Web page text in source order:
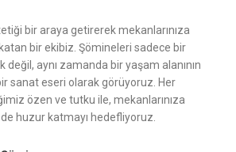
bir araya getirerek mekanlarınıza
bir ekibiz. Şömineleri sadece bir
değil, aynı zamanda bir yaşam alanının
sanat eseri olarak görüyoruz. Her
özen ve tutku ile, mekanlarınıza
de huzur katmayı hedefliyoruz.